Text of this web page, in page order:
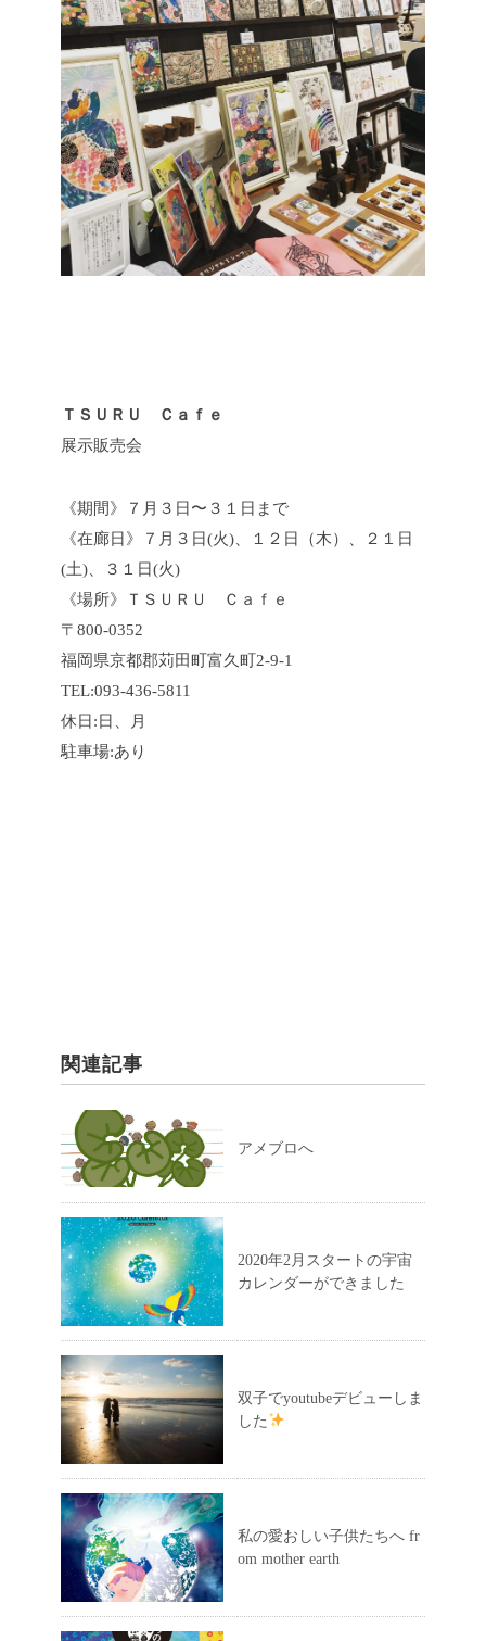
ＴＳＵＲＵ Ｃａｆｅ
展示販売会
《期間》７月３日〜３１日まで
《在廊日》７月３日(火)、１２日（木）、２１日
(土)、３１日(火)
《場所》ＴＳＵＲＵ Ｃａｆｅ
〒800-0352
福岡県京都郡苅田町富久町2-9-1
TEL:093-436-5811
休日:日、月
駐車場:あり
関連記事
アメブロへ
2020年2月スタートの宇宙
カレンダーができました
双子でyoutubeデビューしま
した
私の愛おしい子供たちへ fr
om mother earth